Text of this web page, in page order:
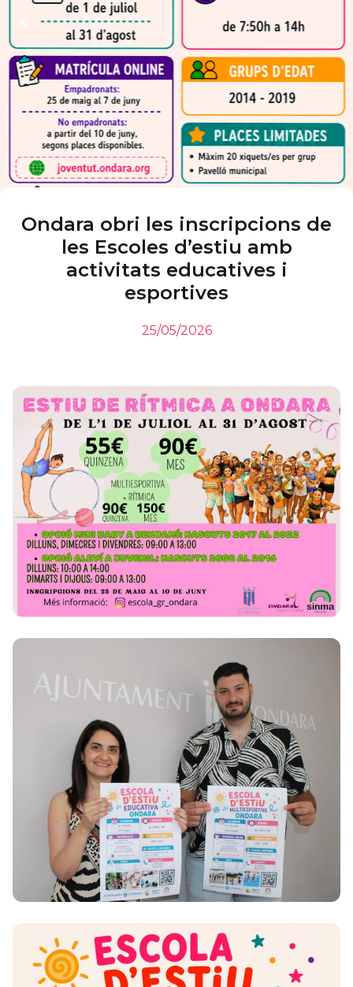
Ondara obri les inscripcions de
les Escoles d’estiu amb
activitats educatives i
esportives
25/05/2026